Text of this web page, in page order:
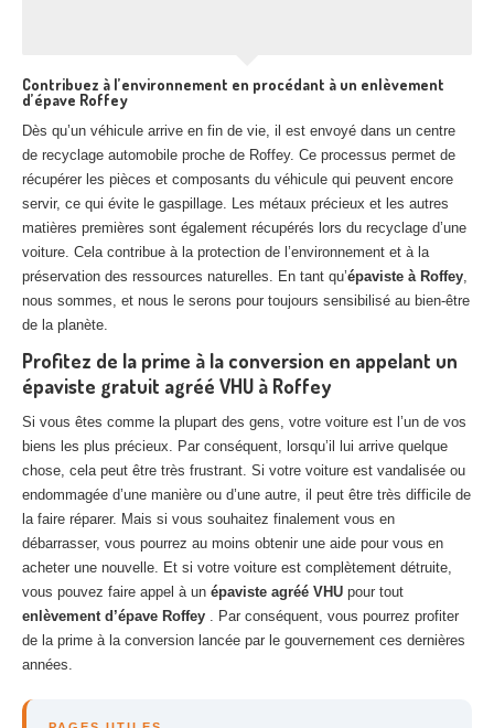
Contribuez à l’environnement en procédant à un enlèvement
d’épave Roffey
Dès qu’un véhicule arrive en fin de vie, il est envoyé dans un centre
de recyclage automobile proche de Roffey. Ce processus permet de
récupérer les pièces et composants du véhicule qui peuvent encore
servir, ce qui évite le gaspillage. Les métaux précieux et les autres
matières premières sont également récupérés lors du recyclage d’une
voiture. Cela contribue à la protection de l’environnement et à la
préservation des ressources naturelles. En tant qu’épaviste à Roffey,
nous sommes, et nous le serons pour toujours sensibilisé au bien-être
de la planète.
Profitez de la prime à la conversion en appelant un
épaviste gratuit agréé VHU à Roffey
Si vous êtes comme la plupart des gens, votre voiture est l’un de vos
biens les plus précieux. Par conséquent, lorsqu’il lui arrive quelque
chose, cela peut être très frustrant. Si votre voiture est vandalisée ou
endommagée d’une manière ou d’une autre, il peut être très difficile de
la faire réparer. Mais si vous souhaitez finalement vous en
débarrasser, vous pourrez au moins obtenir une aide pour vous en
acheter une nouvelle. Et si votre voiture est complètement détruite,
vous pouvez faire appel à un épaviste agréé VHU pour tout
enlèvement d’épave Roffey . Par conséquent, vous pourrez profiter
de la prime à la conversion lancée par le gouvernement ces dernières
années.